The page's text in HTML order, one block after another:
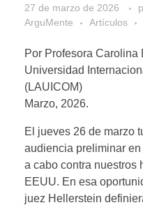
27 de marzo de 2026
ArguMente
Artículos
Por Profesora Carolina
Universidad
(LAUICOM)
Marzo, 2026.
El jueves 26 de marzo
audiencia preliminar
a cabo contra nuestros
EEUU. En esa
juez Hellerstein